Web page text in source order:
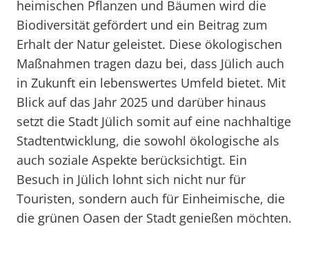
heimischen Pflanzen und Bäumen wird die
Biodiversität gefördert und ein Beitrag zum
Erhalt der Natur geleistet. Diese ökologischen
Maßnahmen tragen dazu bei, dass Jülich auch
in Zukunft ein lebenswertes Umfeld bietet. Mit
Blick auf das Jahr 2025 und darüber hinaus
setzt die Stadt Jülich somit auf eine nachhaltige
Stadtentwicklung, die sowohl ökologische als
auch soziale Aspekte berücksichtigt. Ein
Besuch in Jülich lohnt sich nicht nur für
Touristen, sondern auch für Einheimische, die
die grünen Oasen der Stadt genießen möchten.